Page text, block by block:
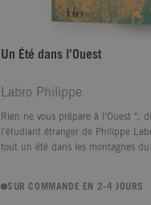
Un Été dans l'Ouest
Labro Philippe
Rien ne vous prépare à l'Ouest ",
l'étudiant étranger de Philippe
tout un été dans les montagnes du
confronté au peuple de la " route
la fille Clarke, aux cheveux fous,
SUR COMMANDE EN 2-4 JOURS